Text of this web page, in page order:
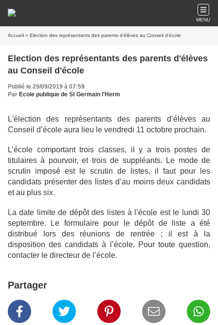
MENU
Accueil » Election des représentants des parents d'élèves au Conseil d'école
Election des représentants des parents d'élèves
au Conseil d'école
Publié le 29/09/2019 à 07:59
Par Ecole publique de St Germain l'Herm
L'élection des représentants des parents d’élèves au
Conseil d’école aura lieu le vendredi 11 octobre prochain.
L’école comportant trois classes, il y a trois postes de
titulaires à pourvoir, et trois de suppléants. Le mode de
scrutin imposé est le scrutin de listes, il faut pour les
candidats présenter des listes d’au moins deux candidats
et au plus six.
La date limite de dépôt des listes à l’école est le lundi 30
septembre. Le formulaire pour le dépôt de liste a été
distribué lors des réunions de rentrée ; il est à la
disposition des candidats à l’école. Pour toute question,
contacter le directeur de l’école.
Partager